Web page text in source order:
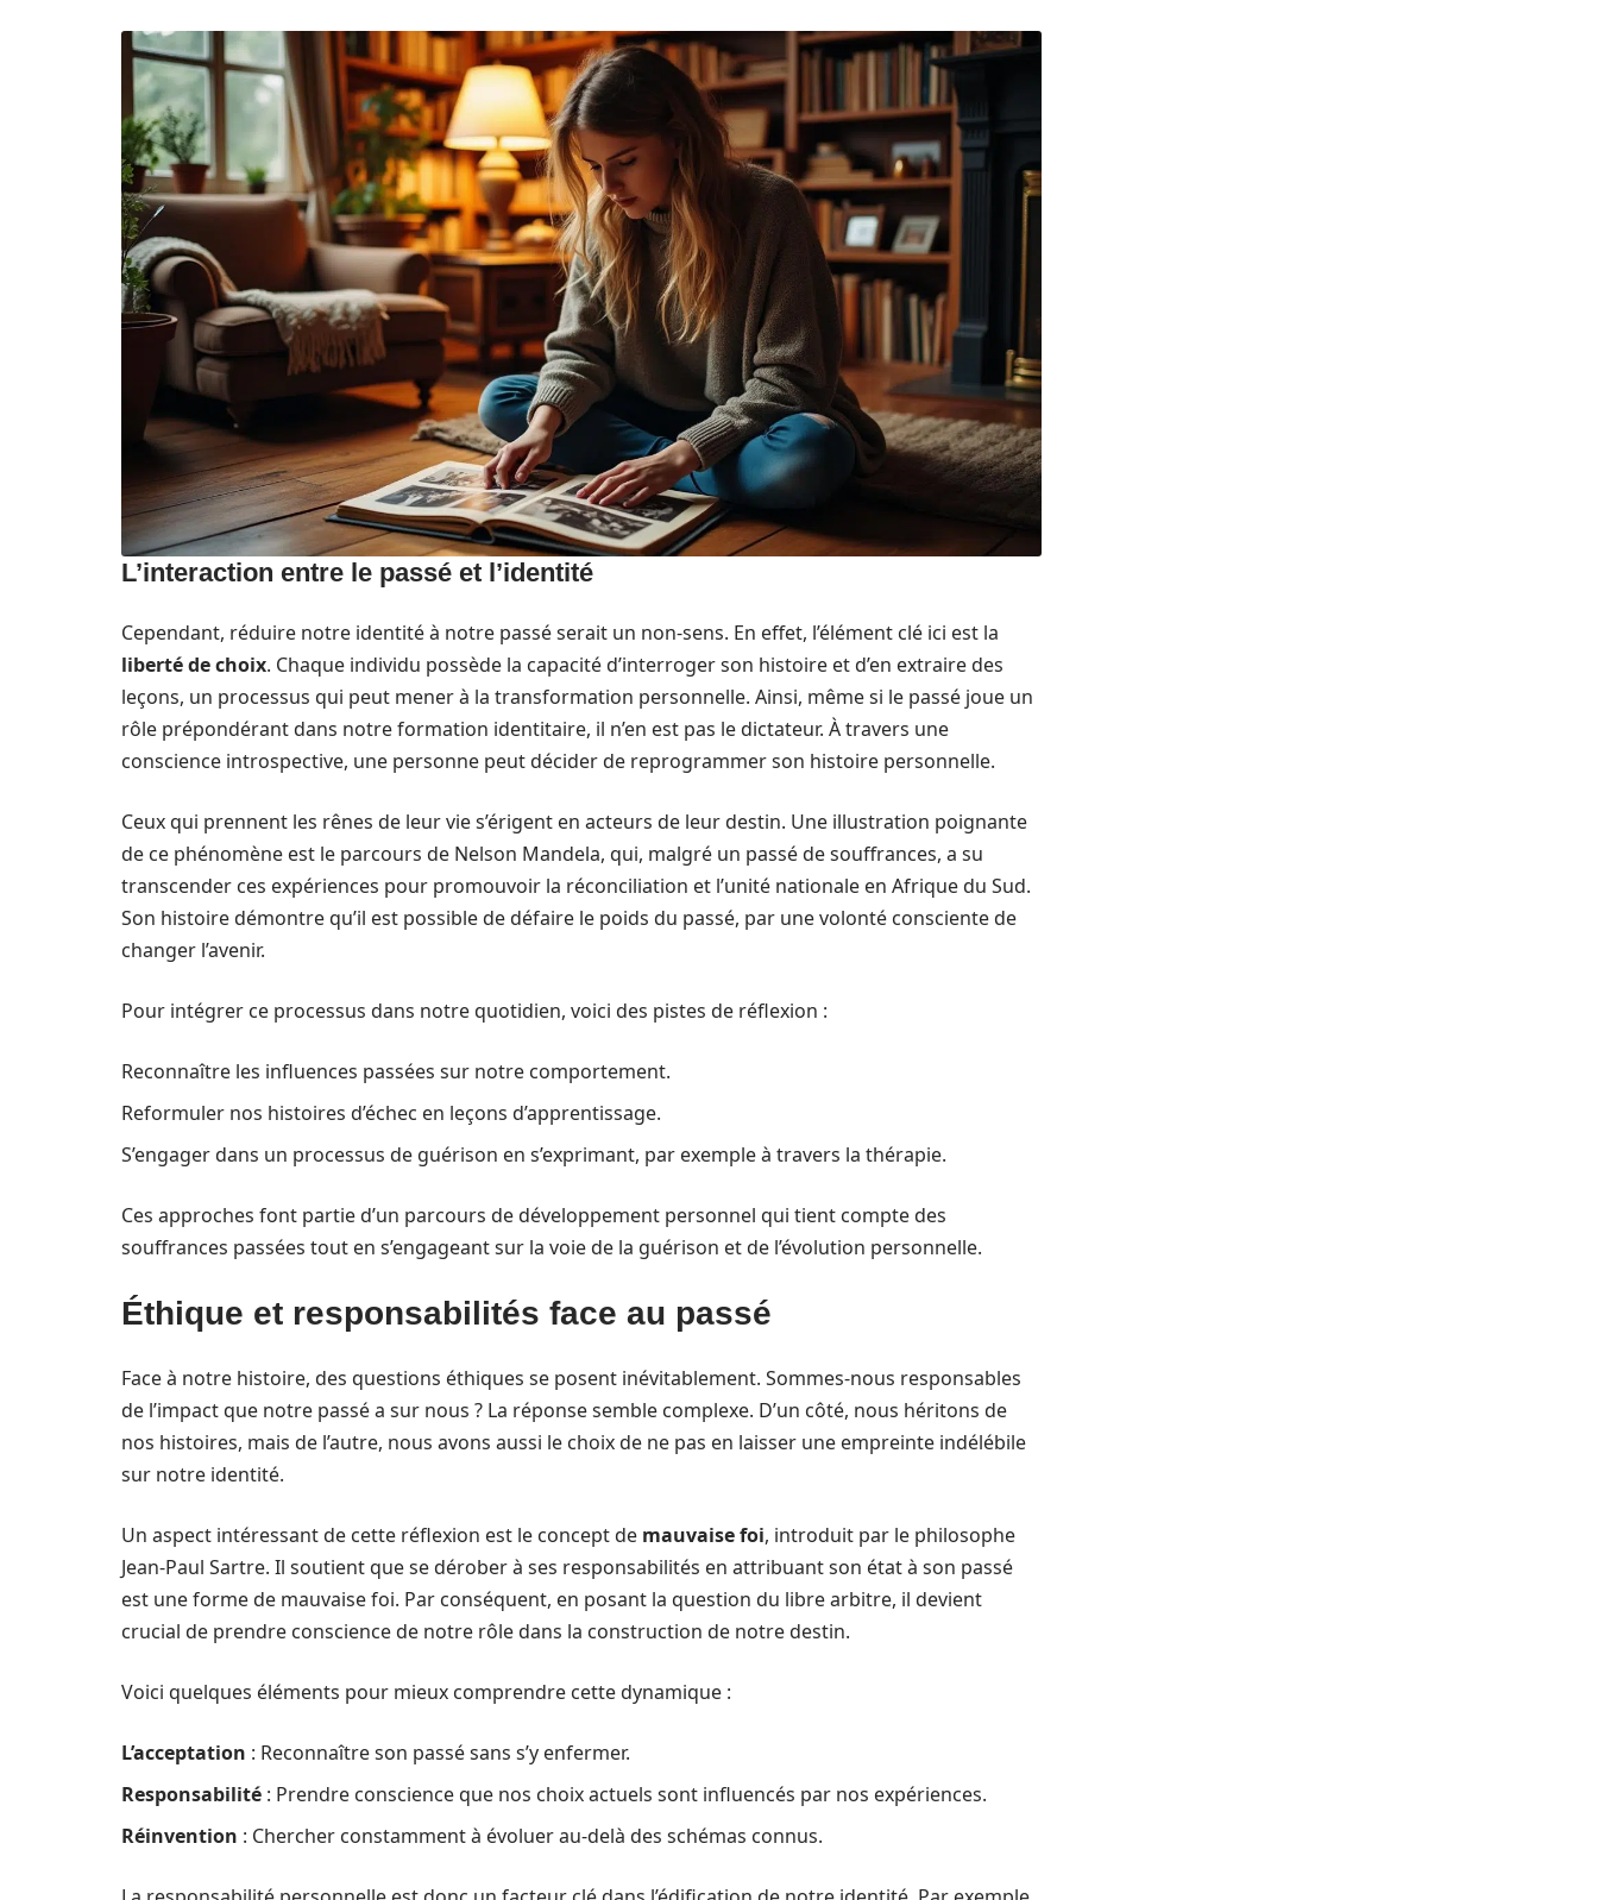
L’interaction entre le passé et l’identité
Cependant, réduire notre identité à notre passé serait un non-sens. En effet, l’élément clé ici est la
liberté de choix. Chaque individu possède la capacité d’interroger son histoire et d’en extraire des
leçons, un processus qui peut mener à la transformation personnelle. Ainsi, même si le passé joue un
rôle prépondérant dans notre formation identitaire, il n’en est pas le dictateur. À travers une
conscience introspective, une personne peut décider de reprogrammer son histoire personnelle.
Ceux qui prennent les rênes de leur vie s’érigent en acteurs de leur destin. Une illustration poignante
de ce phénomène est le parcours de Nelson Mandela, qui, malgré un passé de souffrances, a su
transcender ces expériences pour promouvoir la réconciliation et l’unité nationale en Afrique du Sud.
Son histoire démontre qu’il est possible de défaire le poids du passé, par une volonté consciente de
changer l’avenir.
Pour intégrer ce processus dans notre quotidien, voici des pistes de réflexion :
Reconnaître les influences passées sur notre comportement.
Reformuler nos histoires d’échec en leçons d’apprentissage.
S’engager dans un processus de guérison en s’exprimant, par exemple à travers la thérapie.
Ces approches font partie d’un parcours de développement personnel qui tient compte des
souffrances passées tout en s’engageant sur la voie de la guérison et de l’évolution personnelle.
Éthique et responsabilités face au passé
Face à notre histoire, des questions éthiques se posent inévitablement. Sommes-nous responsables
de l’impact que notre passé a sur nous ? La réponse semble complexe. D’un côté, nous héritons de
nos histoires, mais de l’autre, nous avons aussi le choix de ne pas en laisser une empreinte indélébile
sur notre identité.
Un aspect intéressant de cette réflexion est le concept de mauvaise foi, introduit par le philosophe
Jean-Paul Sartre. Il soutient que se dérober à ses responsabilités en attribuant son état à son passé
est une forme de mauvaise foi. Par conséquent, en posant la question du libre arbitre, il devient
crucial de prendre conscience de notre rôle dans la construction de notre destin.
Voici quelques éléments pour mieux comprendre cette dynamique :
L’acceptation : Reconnaître son passé sans s’y enfermer.
Responsabilité : Prendre conscience que nos choix actuels sont influencés par nos expériences.
Réinvention : Chercher constamment à évoluer au-delà des schémas connus.